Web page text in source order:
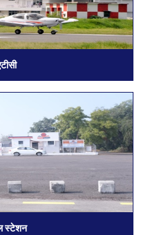
स्टेशन